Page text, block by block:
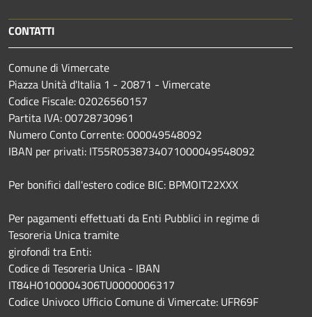
CONTATTI
Comune di Vimercate
Piazza Unità d'Italia 1 - 20871 - Vimercate
Codice Fiscale: 02026560157
Partita IVA: 00728730961
Numero Conto Corrente: 000049548092
IBAN per privati: IT55R0538734071000049548092
Per bonifici dall'estero codice BIC: BPMOIT22XXX
Per pagamenti effettuati da Enti Pubblici in regime di
Tesoreria Unica tramite
girofondi tra Enti:
Codice di Tesoreria Unica - IBAN
IT84H0100004306TU0000006317
Codice Univoco Ufficio Comune di Vimercate: UFR69F